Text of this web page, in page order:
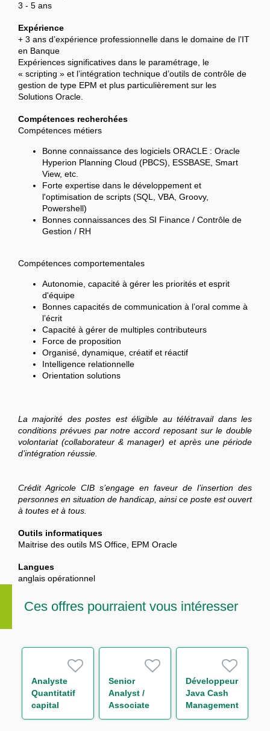
3 - 5 ans
Expérience
+ 3 ans d’expérience professionnelle dans le domaine de l’IT
en Banque
Expériences significatives dans le paramétrage, le
« scripting » et l’intégration technique d’outils de contrôle de
gestion de type EPM et plus particulièrement sur les
Solutions Oracle.
Compétences recherchées
Compétences métiers
Bonne connaissance des logiciels ORACLE : Oracle
Hyperion Planning Cloud (PBCS), ESSBASE, Smart
View, etc.
Forte expertise dans le développement et
l'optimisation de scripts (SQL, VBA, Groovy,
Powershell)
Bonnes connaissances des SI Finance / Contrôle de
Gestion / RH
Compétences comportementales
Autonomie, capacité à gérer les priorités et esprit
d'équipe
Bonnes capacités de communication à l’oral comme à
l’écrit
Capacité à gérer de multiples contributeurs
Force de proposition
Organisé, dynamique, créatif et réactif
Intelligence relationnelle
Orientation solutions
La majorité des postes est éligible au télétravail dans les
conditions prévues par notre accord reposant sur le double
volontariat (collaborateur & manager) et après une période
d’intégration réussie.
Crédit Agricole CIB s’engage en faveur de l’insertion des
personnes en situation de handicap, ainsi ce poste est ouvert
à toutes et à tous.
Outils informatiques
Maitrise des outils MS Office, EPM Oracle
Langues
anglais opérationnel
Ces offres pourraient vous intéresser
Analyste
Quantitatif
capital
économique
Senior
Analyst /
Associate
Leveraged
Développeur
Java Cash
Management
H/F